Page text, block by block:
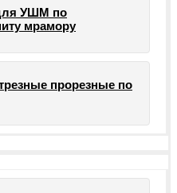
УШМ по
мрамору
прорезные по